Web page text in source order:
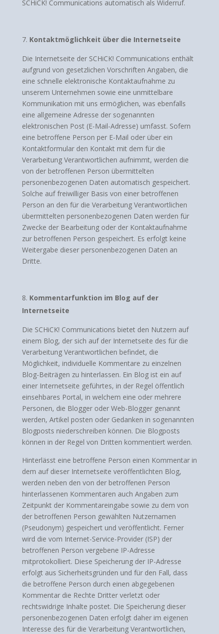
SCHiCK! Communications automatisch als Widerruf.
Kontaktmöglichkeit über die Internetseite
Die Internetseite der SCHiCK! Communications enthält
aufgrund von gesetzlichen Vorschriften Angaben, die
eine schnelle elektronische Kontaktaufnahme zu
unserem Unternehmen sowie eine unmittelbare
Kommunikation mit uns ermöglichen, was ebenfalls
eine allgemeine Adresse der sogenannten
elektronischen Post (E-Mail-Adresse) umfasst. Sofern
eine betroffene Person per E-Mail oder über ein
Kontaktformular den Kontakt mit dem für die
Verarbeitung Verantwortlichen aufnimmt, werden die
von der betroffenen Person übermittelten
personenbezogenen Daten automatisch gespeichert.
Solche auf freiwilliger Basis von einer betroffenen
Person an den für die Verarbeitung Verantwortlichen
übermittelten personenbezogenen Daten werden für
Zwecke der Bearbeitung oder der Kontaktaufnahme
zur betroffenen Person gespeichert. Es erfolgt keine
Weitergabe dieser personenbezogenen Daten an
Dritte.
Kommentarfunktion im Blog auf der
Internetseite
Die SCHiCK! Communications bietet den Nutzern auf
einem Blog, der sich auf der Internetseite des für die
Verarbeitung Verantwortlichen befindet, die
Möglichkeit, individuelle Kommentare zu einzelnen
Blog-Beiträgen zu hinterlassen. Ein Blog ist ein auf
einer Internetseite geführtes, in der Regel öffentlich
einsehbares Portal, in welchem eine oder mehrere
Personen, die Blogger oder Web-Blogger genannt
werden, Artikel posten oder Gedanken in sogenannten
Blogposts niederschreiben können. Die Blogposts
können in der Regel von Dritten kommentiert werden.
Hinterlässt eine betroffene Person einen Kommentar in
dem auf dieser Internetseite veröffentlichten Blog,
werden neben den von der betroffenen Person
hinterlassenen Kommentaren auch Angaben zum
Zeitpunkt der Kommentareingabe sowie zu dem von
der betroffenen Person gewählten Nutzernamen
(Pseudonym) gespeichert und veröffentlicht. Ferner
wird die vom Internet-Service-Provider (ISP) der
betroffenen Person vergebene IP-Adresse
mitprotokolliert. Diese Speicherung der IP-Adresse
erfolgt aus Sicherheitsgründen und für den Fall, dass
die betroffene Person durch einen abgegebenen
Kommentar die Rechte Dritter verletzt oder
rechtswidrige Inhalte postet. Die Speicherung dieser
personenbezogenen Daten erfolgt daher im eigenen
Interesse des für die Verarbeitung Verantwortlichen,